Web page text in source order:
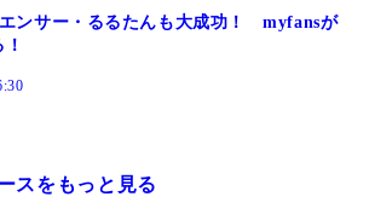
ンサー・るるたんも大成功！ myfansが
スをもっと見る